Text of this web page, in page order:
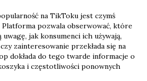
na TikToku jest czymś
Platforma pozwala obserwować, które
jak konsumenci ich używają,
zainteresowanie przekłada się na
dokłada do tego twarde informacje o
i częstotliwości ponownych